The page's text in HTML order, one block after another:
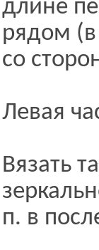
длине
рядом
со
Левая
Вязать
п. в